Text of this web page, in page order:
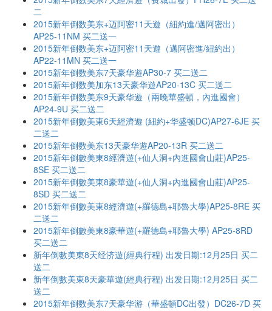
二
2015新年倒数美东+迈阿密11天遊（紐約進/邁阿密出）
AP25-11NM 买二送一
2015新年倒数美东+迈阿密11天遊（邁阿密進/紐約出）
AP22-11MN 买二送一
2015新年倒数美东7天豪华遊AP30-7 买二送二
2015新年倒数美加东13天豪华遊AP20-13C 买二送二
2015新年倒数美东9天豪华遊（兩晚華盛頓，內進國會）
AP24-9U 买二送二
2015新年倒數美東6天經濟遊 (紐約+华盛顿DC)AP27-6JE 买
二送二
2015新年倒数美东13天豪华遊AP20-13R 买二送二
2015新年倒數美東8經濟遊(+仙人洞+內進國會山莊)AP25-
8SE 买二送二
2015新年倒數美東8豪華遊(+仙人洞+內進國會山莊)AP25-
8SD 买二送二
2015新年倒數美東8經濟遊(+羅德島+耶魯大學)AP25-8RE 买
二送二
2015新年倒數美東8豪華遊(+羅德島+耶魯大學) AP25-8RD
买二送二
新年倒數美東8天经济遊(經典行程) 出发日期:12月25日 买二
送二
新年倒數美東8天豪華遊(經典行程) 出发日期:12月25日 买二
送二
2015新年倒数美东7天豪华游（華盛頓DC出發）DC26-7D 买